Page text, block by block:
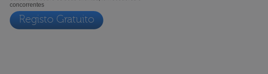
concorrentes
Registo Gratuito